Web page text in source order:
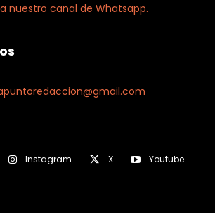
nuestro canal de Whatsapp.
Instagram X Youtube